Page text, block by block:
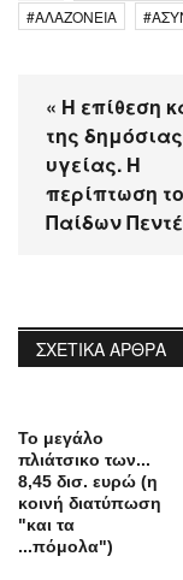
ΑΛΑΖΟΝΕΙΑ
« Η επίθεση
της δημόσιας
υγείας. Η
περίπτωση
Παίδων
ΣΧΕΤΙΚΆ ΆΡΘΡΑ
Το μεγάλο
πλιάτσικο των...
8,45 δισ. ευρώ (η
κοινή διατύπωση
"και τα
...πόμολα")